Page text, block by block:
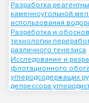
Разработка
каменноугольной
использования
Разработка и
технологии
различного генезиса
Исследование и
флотационного
углеродсодержащих
депрессора